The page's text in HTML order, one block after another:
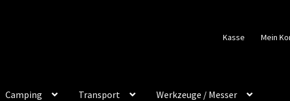
Kasse Mein
Camping Transport Werkzeuge / Messer